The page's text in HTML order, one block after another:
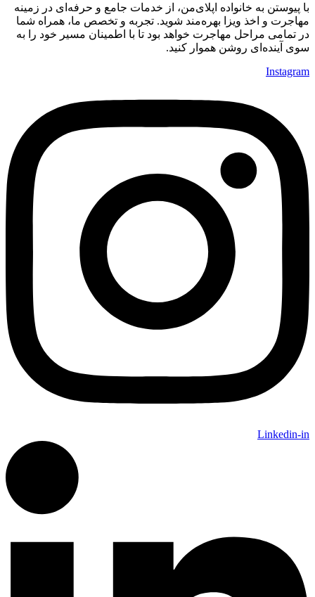
با پیوستن به خانواده اپلای‌من، از خدمات جامع و حرفه‌ای در زمینه
مهاجرت و اخذ ویزا بهره‌مند شوید. تجربه و تخصص ما، همراه شما
در تمامی مراحل مهاجرت خواهد بود تا با اطمینان مسیر خود را به
سوی آینده‌ای روشن هموار کنید.
Instagram
Linkedin-in